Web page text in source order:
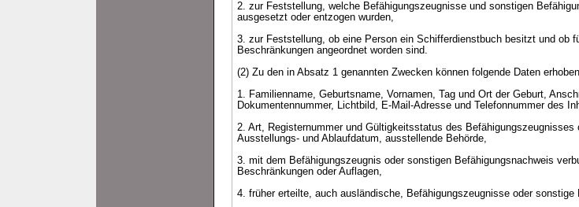
2. zur Feststellung, welche Befähigungszeugnisse und sonstigen
ausgesetzt oder entzogen wurden,
3. zur Feststellung, ob eine Person ein Schifferdienstbuch besitzt und ob
Beschränkungen angeordnet worden sind.
(2) Zu den in Absatz 1 genannten Zwecken können folgende Daten
1. Familienname, Geburtsname, Vornamen, Tag und Ort der Geburt,
Dokumentennummer, Lichtbild, E-Mail-Adresse und Telefonnummer des
2. Art, Registernummer und Gültigkeitsstatus des
Ausstellungs- und Ablaufdatum, ausstellende Behörde,
3. mit dem Befähigungszeugnis oder sonstigen Befähigungsnachweis
Beschränkungen oder Auflagen,
4. früher erteilte, auch ausländische, Befähigungszeugnisse oder sonstige